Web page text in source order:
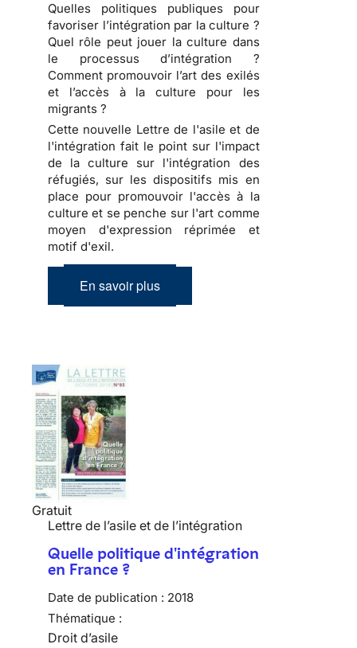
Quelles politiques publiques pour
favoriser l’intégration par la culture ?
Quel rôle peut jouer la culture dans
le processus d’intégration ?
Comment promouvoir l’art des exilés
et l’accès à la culture pour les
migrants ?
Cette nouvelle Lettre de l'asile et de
l'intégration fait le point sur l'impact
de la culture sur l'intégration des
réfugiés, sur les dispositifs mis en
place pour promouvoir l'accès à la
culture et se penche sur l'art comme
moyen d'expression réprimée et
motif d'exil.
En savoir plus
Gratuit
Lettre de l’asile et de l’intégration
Quelle politique d'intégration
en France ?
Date de publication : 2018
Thématique :
Droit d’asile